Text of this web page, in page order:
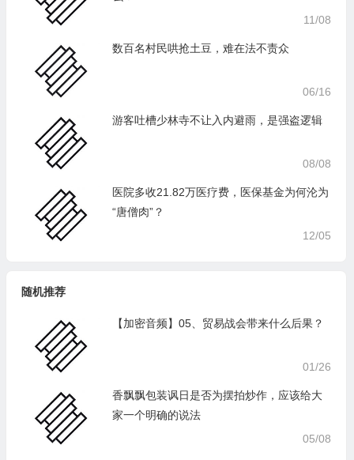
11/08
数百名村民哄抢土豆，难在法不责众
06/16
游客吐槽少林寺不让入内避雨，是强盗逻辑
08/08
医院多收21.82万医疗费，医保基金为何沦为
“唐僧肉”？
12/05
随机推荐
【加密音频】05、贸易战会带来什么后果？
01/26
香飘飘包装讽日是否为摆拍炒作，应该给大
家一个明确的说法
05/08